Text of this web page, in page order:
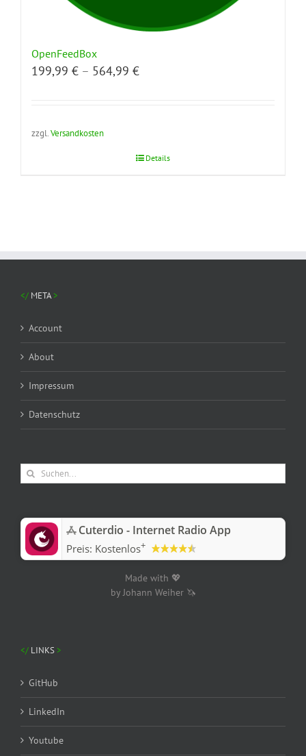
OpenFeedBox
199,99 € – 564,99 €
zzgl. Versandkosten
Details
META
Account
About
Impressum
Datenschutz
Suche
nach:
‎Cuterdio - Internet Radio App
Preis: Kostenlos+
Made with 💖
by Johann Weiher 🦄
LINKS
GitHub
LinkedIn
Youtube